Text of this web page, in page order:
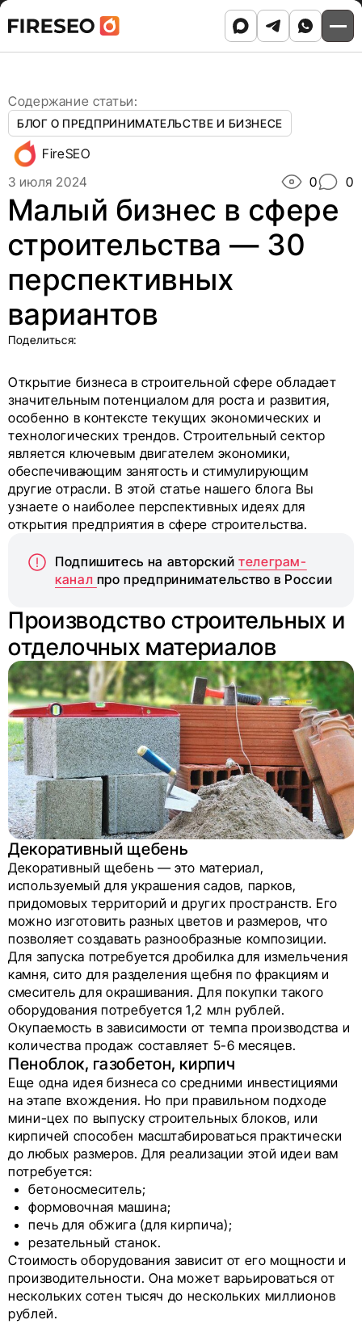
Skip
toСсылки
хлебных
Ссылки
хлебных
Малый бизнес в сфере строительства — 30
Содержание статьи:
БЛОГ О ПРЕДПРИНИМАТЕЛЬСТВЕ И БИЗНЕСЕ
FireSEO
3 июля 2024
0 0
Малый бизнес в сфере
строительства — 30
перспективных
вариантов
Поделиться:
Открытие бизнеса в строительной сфере обладает
значительным потенциалом для роста и развития,
особенно в контексте текущих экономических и
технологических трендов. Строительный сектор
является ключевым двигателем экономики,
обеспечивающим занятость и стимулирующим
другие отрасли. В этой статье нашего блога Вы
узнаете о наиболее перспективных идеях для
открытия предприятия в сфере строительства.
Подпишитесь на авторский телеграм-
канал про предпринимательство в России
Производство строительных и
отделочных материалов
Декоративный щебень
Декоративный щебень — это материал,
используемый для украшения садов, парков,
придомовых территорий и других пространств. Его
можно изготовить разных цветов и размеров, что
позволяет создавать разнообразные композиции.
Для запуска потребуется дробилка для измельчения
камня, сито для разделения щебня по фракциям и
смеситель для окрашивания. Для покупки такого
оборудования потребуется 1,2 млн рублей.
Окупаемость в зависимости от темпа производства и
количества продаж составляет 5-6 месяцев.
Пеноблок, газобетон, кирпич
Еще одна идея бизнеса со средними инвестициями
на этапе вхождения. Но при правильном подходе
мини-цех по выпуску строительных блоков, или
кирпичей способен масштабироваться практически
до любых размеров. Для реализации этой идеи вам
потребуется:
бетоносмеситель;
формовочная машина;
печь для обжига (для кирпича);
резательный станок.
Стоимость оборудования зависит от его мощности и
производительности. Она может варьироваться от
нескольких сотен тысяч до нескольких миллионов
рублей.